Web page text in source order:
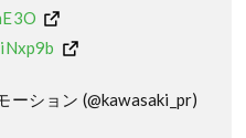
ション (@kawasaki_pr)